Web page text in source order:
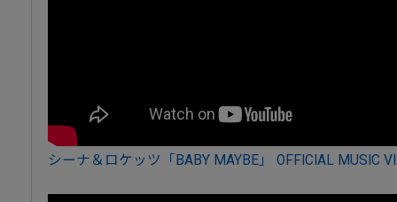
シーナ＆ロケッツ「BABY MAYBE」 OFFICIAL MUSIC